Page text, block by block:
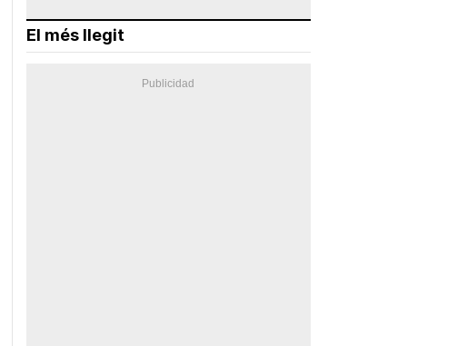
El més llegit